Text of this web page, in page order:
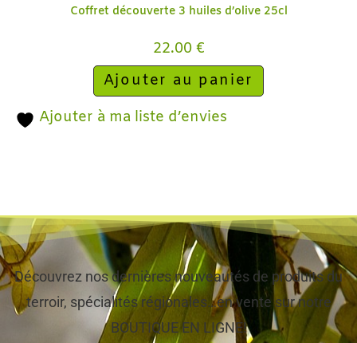
Coffret découverte 3 huiles d’olive 25cl
22.00 €
Ajouter au panier
Ajouter à ma liste d’envies
Découvrez nos dernières nouveautés de produits du
terroir, spécialités régionales…en vente sur notre
BOUTIQUE EN LIGNE!